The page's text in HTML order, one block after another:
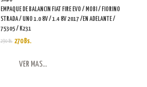
EMPAQUE DE BALANCIN FIAT FIRE EVO / MOBI / FIORINO
STRADA / UNO 1.0 8V / 1.4 8V 2017 /EN ADELANTE /
75305 / K231
290 Bs. 270 Bs.
VER MAS...